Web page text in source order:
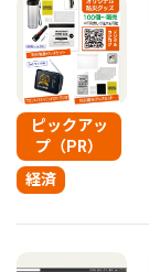
ピックアッ
プ（PR）
経済